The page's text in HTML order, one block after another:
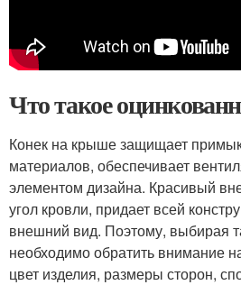
Что такое
Конек на крыше защищает
материалов, обеспечивает
элементом дизайна. Красивый
угол кровли, придает всей
внешний вид. Поэтому, выбирая
необходимо обратить внимание
цвет изделия, размеры сторон,